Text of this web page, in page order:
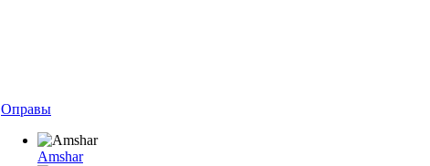
Оправы
Amshar